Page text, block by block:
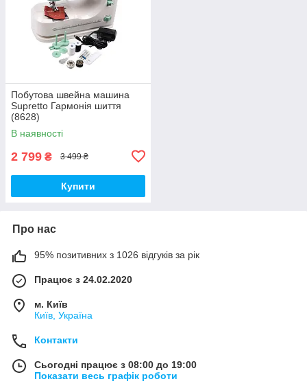
Побутова швейна машина
Supretto Гармонія шиття
(8628)
В наявності
2 799 ₴ 3 499 ₴
Купити
Про нас
95% позитивних з 1026 відгуків за рік
Працює з 24.02.2020
м. Київ
Київ, Україна
Контакти
Сьогодні працює з 08:00 до 19:00
Показати весь графік роботи